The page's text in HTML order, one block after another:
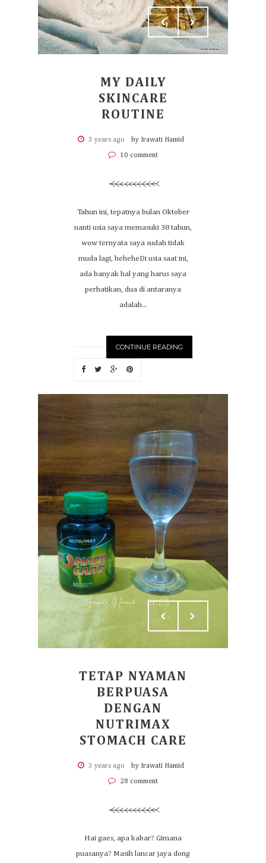
MY DAILY
SKINCARE
ROUTINE
3 years ago by Irawati Hamid
10 comment
Tahun ini, tepatnya bulan Oktober
nanti usia saya memasuki 38 tahun,
wow ternyata saya sudah tidak
muda lagi, heheheDi usia saat ini,
ada banyak hal yang harus saya
perhatikan, dua di antaranya
adalah...
CONTINUE READING
TETAP NYAMAN
BERPUASA
DENGAN
NUTRIMAX
STOMACH CARE
3 years ago by Irawati Hamid
28 comment
Hai gaes, apa kabar? Gimana
puasanya? Masih lancar jaya dong